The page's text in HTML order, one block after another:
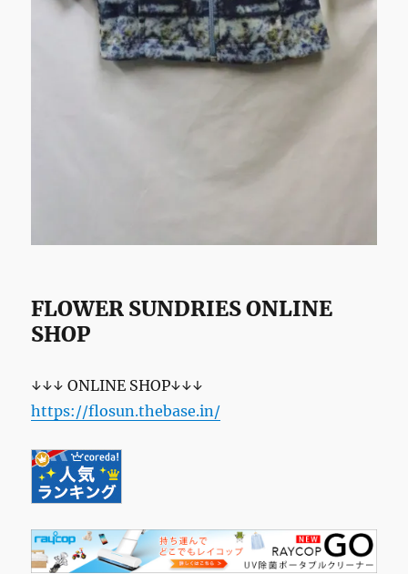
FLOWER SUNDRIES ONLINE
SHOP
↓↓↓ ONLINE SHOP↓↓↓
https://flosun.thebase.in/